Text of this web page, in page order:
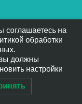
соглашаетесь на
обработки
должны
настройки